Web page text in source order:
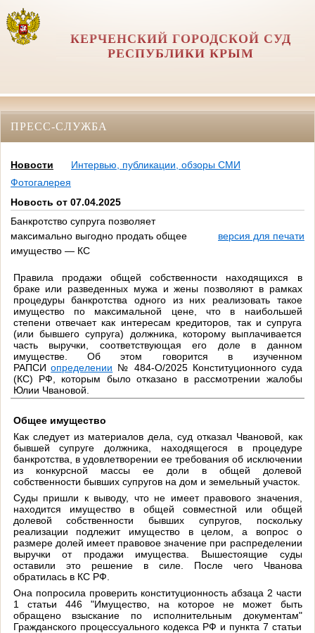
КЕРЧЕНСКИЙ ГОРОДСКОЙ СУД
РЕСПУБЛИКИ КРЫМ
ПРЕСС-СЛУЖБА
Новости
Интервью, публикации, обзоры СМИ
Фотогалерея
Новость от 07.04.2025
Банкротство супруга позволяет
максимально выгодно продать общее
имущество — КС
версия для печати
Правила продажи общей собственности находящихся в
браке или разведенных мужа и жены позволяют в рамках
процедуры банкротства одного из них реализовать такое
имущество по максимальной цене, что в наибольшей
степени отвечает как интересам кредиторов, так и супруга
(или бывшего супруга) должника, которому выплачивается
часть выручки, соответствующая его доле в данном
имуществе. Об этом говорится в изученном
РАПСИопределении № 484-О/2025 Конституционного суда
(КС) РФ, которым было отказано в рассмотрении жалобы
Юлии Чвановой.
Общее имущество
Как следует из материалов дела, суд отказал Чвановой, как
бывшей супруге должника, находящегося в процедуре
банкротства, в удовлетворении ее требования об исключении
из конкурсной массы ее доли в общей долевой
собственности бывших супругов на дом и земельный участок.
Суды пришли к выводу, что не имеет правового значения,
находится имущество в общей совместной или общей
долевой собственности бывших супругов, поскольку
реализации подлежит имущество в целом, а вопрос о
размере долей имеет правовое значение при распределении
выручки от продажи имущества. Вышестоящие суды
оставили это решение в силе. После чего Чванова
обратилась в КС РФ.
Она попросила проверить конституционность абзаца 2 части
1 статьи 446 "Имущество, на которое не может быть
обращено взыскание по исполнительным документам"
Гражданского процессуального кодекса РФ и пункта 7 статьи